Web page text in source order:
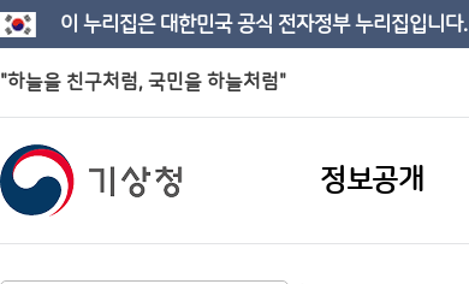
이 누리집은 대한민국 공식 전자정부 누리집입니다.
"하늘을 친구처럼, 국민을 하늘처럼"
정보공개